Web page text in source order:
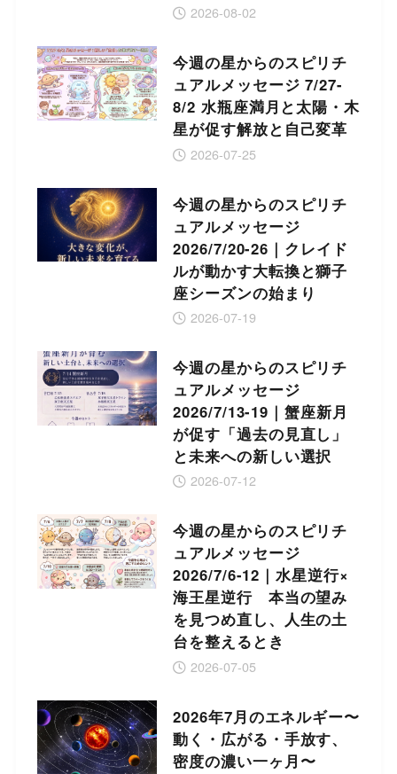
2026-08-02
今週の星からのスピリチ
ュアルメッセージ 7/27-
8/2 水瓶座満月と太陽・木
星が促す解放と自己変革
2026-07-25
今週の星からのスピリチ
ュアルメッセージ
2026/7/20-26｜クレイド
ルが動かす大転換と獅子
座シーズンの始まり
2026-07-19
今週の星からのスピリチ
ュアルメッセージ
2026/7/13-19｜蟹座新月
が促す「過去の見直し」
と未来への新しい選択
2026-07-12
今週の星からのスピリチ
ュアルメッセージ
2026/7/6-12｜水星逆行×
海王星逆行 本当の望み
を見つめ直し、人生の土
台を整えるとき
2026-07-05
2026年7月のエネルギー〜
動く・広がる・手放す、
密度の濃い一ヶ月〜